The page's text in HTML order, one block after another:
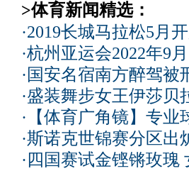
>体育新闻精选：
·2019长城马拉松5月
·杭州亚运会2022年9
· 国安名宿南方醉驾被
·盛装舞步女王伊莎贝
· 【体育广角镜】专
·斯诺克世锦赛分区出
· 四国赛试金铿锵玫瑰